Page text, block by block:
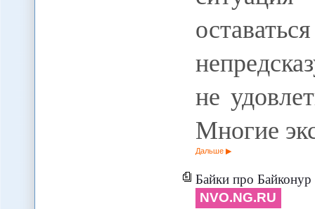
не
Многие
Дальше
Байки про Байконур -
NVO.NG.RU